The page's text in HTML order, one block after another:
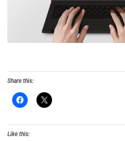
Share this:
Like this: